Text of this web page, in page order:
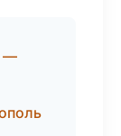
—